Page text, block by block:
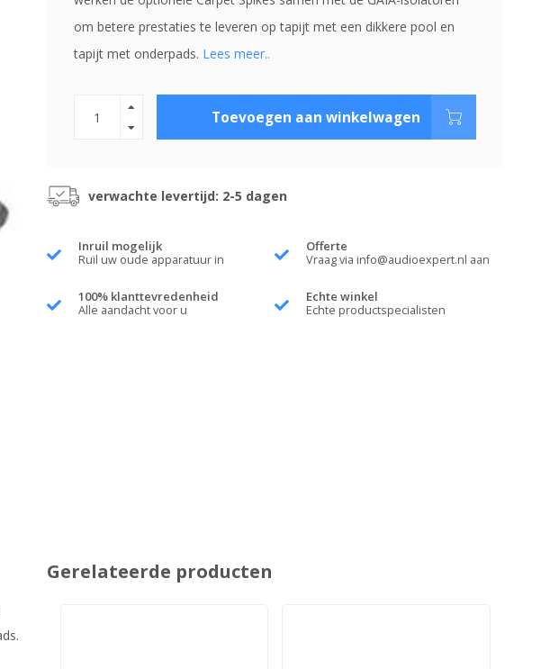
om betere prestaties te leveren op tapijt met een dikkere pool en
tapijt met onderpads. Lees meer..
Toevoegen aan winkelwagen
verwachte levertijd: 2-5 dagen
Inruil mogelijk
Ruil uw oude apparatuur in
Offerte
Vraag via info@audioexpert.nl aan
100% klanttevredenheid
Alle aandacht voor u
Echte winkel
Echte productspecialisten
Gerelateerde producten